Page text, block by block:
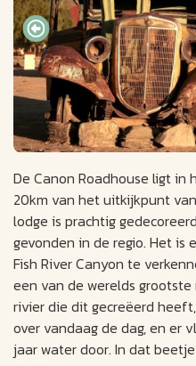
De Canon Roadhouse ligt in
20km van het uitkijkpunt
lodge is prachtig
gevonden in de regio. Het is
Fish River Canyon te
een van de werelds
rivier die dit gecreëerd
over vandaag de dag, en er
jaar water door. In dat